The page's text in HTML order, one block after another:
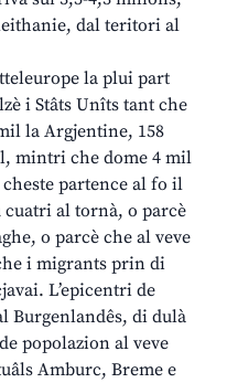
dal teritori al
la plui part
i Stâts Unîts tant che
la Argjentine, 158
mintri che dome 4 mil
partence al fo il
al tornà, o parcè
o parcè che al veve
i migrants prin di
L’epicentri de
Burgenlandês, di dulà
popolazion al veve
Amburc, Breme e